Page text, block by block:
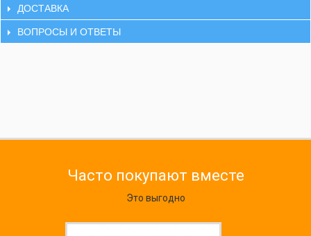
ДОСТАВКА
ВОПРОСЫ И ОТВЕТЫ
Часто покупают вместе
Это выгодно